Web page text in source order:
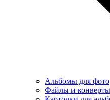
Альбомы для фото
Файлы и